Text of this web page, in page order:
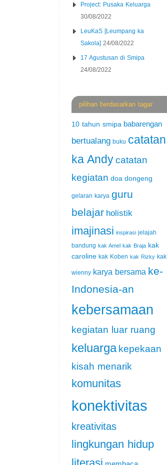
Project: Pusaka Keluarga
30/08/2022
LeuKaS [Leumpang ka
Sakola] 24/08/2022
17 Agustusan di Smipa
24/08/2022
pilihan berdasarkan tagar
10 tahun smipa babarengan
bertualang buku catatan
ka Andycatatan
kegiatan doa dongeng
gelaran karya guru
belajar holistik
imajinasi inspirasi jelajah
bandung kak Amel kak Braja kak
caroline kak Koben kak Rizky kak
wienny karya bersama ke-
Indonesia-an
kebersamaan
kegiatan luar ruang
keluarga kepekaan
kisah menarik
komunitas
konektivitas
kreativitas
lingkungan hidup